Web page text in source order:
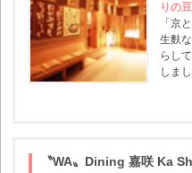
りの
「京
生麩
らし
しまし
〝WA〟Dining 嘉咲 Ka